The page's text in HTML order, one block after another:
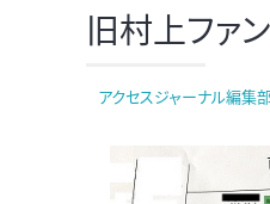
旧村上ファ
アクセスジャーナル編集